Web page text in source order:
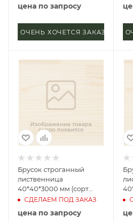
цена по запросу
ОЧЕНЬ ХОЧЕТСЯ ЗАКАЗАТЬ
Брусок строганный
лиственница
40*40*3000 мм (сорт
Прима)
СДЕЛАЕМ ПОД ЗАКАЗ
цена по запросу